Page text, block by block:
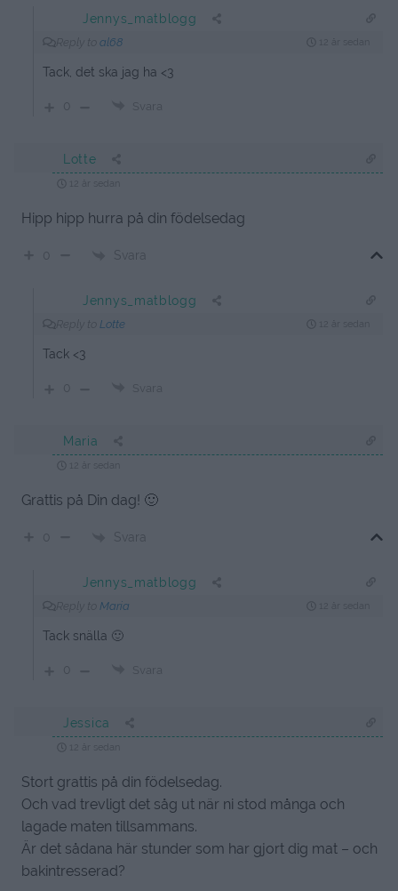
Jennys_matblogg
al68
Tack, det ska jag ha <3
0 Svara
Lotte
12 år sedan
Hipp hipp hurra på din födelsedag
0 Svara
Jennys_matblogg
Lotte
Tack <3
0 Svara
Maria
12 år sedan
Grattis på Din dag! 🙂
0 Svara
Jennys_matblogg
Maria
Tack snälla 🙂
0 Svara
Jessica
12 år sedan
Stort grattis på din födelsedag.
Och vad trevligt det såg ut när ni stod många och
lagade maten tillsammans.
Är det sådana här stunder som har gjort dig mat – och
bakintresserad?